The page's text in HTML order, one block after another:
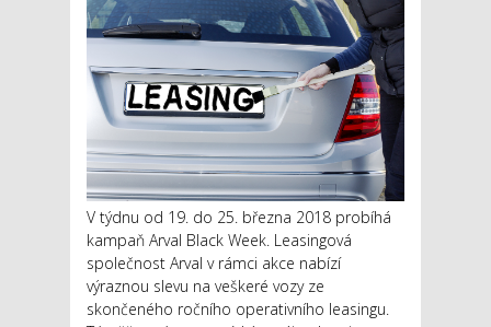
V týdnu od 19. do 25. března 2018 probíhá
kampaň Arval Black Week. Leasingová
společnost Arval v rámci akce nabízí
výraznou slevu na veškeré vozy ze
skončeného ročního operativního leasingu.